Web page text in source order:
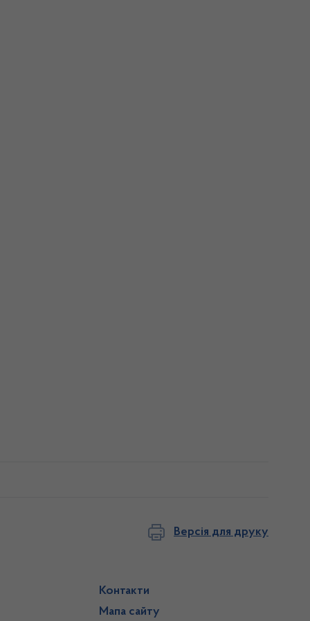
Версія для друку
Контакти
Мапа сайту